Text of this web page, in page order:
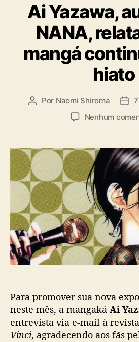
e
g
o
r
i
a
Ai Yazawa,
NANA,
mangá
hiato
A
r
d
o
p
o
s
t
Por Naomi Shiroma
D
d
e
p
l
i
c
a
ç
ã
Nenhum
Para promover sua nova
neste mês, a mangaká Ai
entrevista via e-mail à
Vinci, agradecendo aos fãs